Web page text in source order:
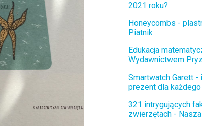
2021 roku?
Honeycombs -
Piatnik
Edukacja
Wydawnictwem
Smartwatch Garett -
prezent dla każdego
321 intrygujących
zwierzętach - Nasza